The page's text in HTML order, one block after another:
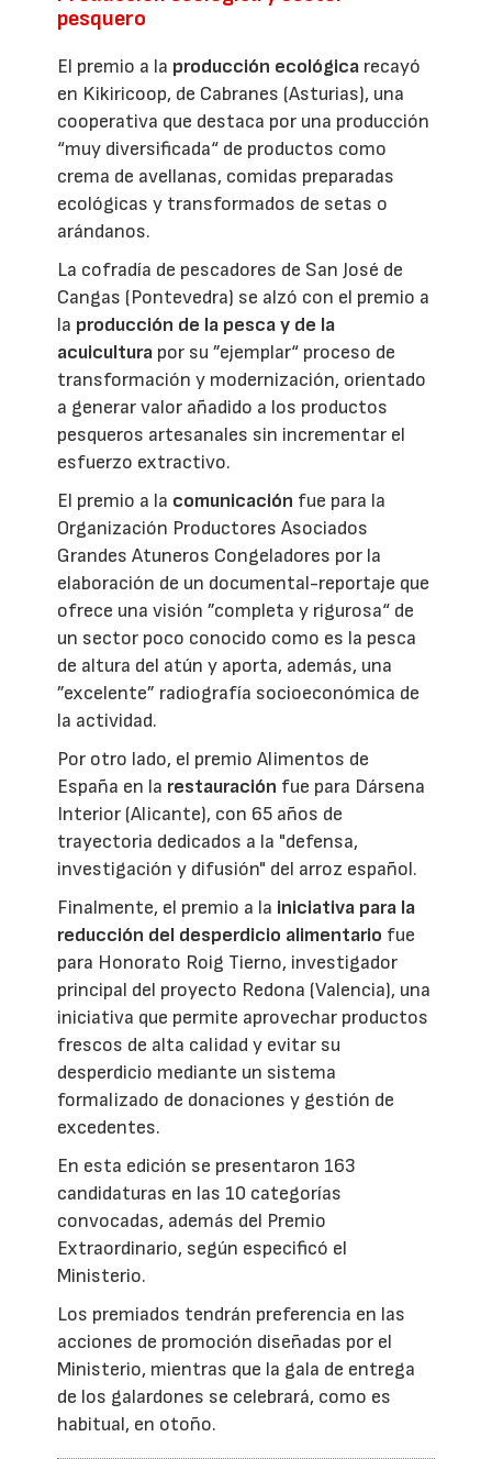
pesquero
El premio a la producción ecológica recayó
en Kikiricoop, de Cabranes (Asturias), una
cooperativa que destaca por una producción
“muy diversificada“ de productos como
crema de avellanas, comidas preparadas
ecológicas y transformados de setas o
arándanos.
La cofradía de pescadores de San José de
Cangas (Pontevedra) se alzó con el premio a
la producción de la pesca y de la
acuicultura por su ”ejemplar“ proceso de
transformación y modernización, orientado
a generar valor añadido a los productos
pesqueros artesanales sin incrementar el
esfuerzo extractivo.
El premio a la comunicación fue para la
Organización Productores Asociados
Grandes Atuneros Congeladores por la
elaboración de un documental-reportaje que
ofrece una visión ”completa y rigurosa“ de
un sector poco conocido como es la pesca
de altura del atún y aporta, además, una
”excelente” radiografía socioeconómica de
la actividad.
Por otro lado, el premio Alimentos de
España en la restauración fue para Dársena
Interior (Alicante), con 65 años de
trayectoria dedicados a la "defensa,
investigación y difusión" del arroz español.
Finalmente, el premio a la iniciativa para la
reducción del desperdicio alimentario fue
para Honorato Roig Tierno, investigador
principal del proyecto Redona (Valencia), una
iniciativa que permite aprovechar productos
frescos de alta calidad y evitar su
desperdicio mediante un sistema
formalizado de donaciones y gestión de
excedentes.
En esta edición se presentaron 163
candidaturas en las 10 categorías
convocadas, además del Premio
Extraordinario, según especificó el
Ministerio.
Los premiados tendrán preferencia en las
acciones de promoción diseñadas por el
Ministerio, mientras que la gala de entrega
de los galardones se celebrará, como es
habitual, en otoño.